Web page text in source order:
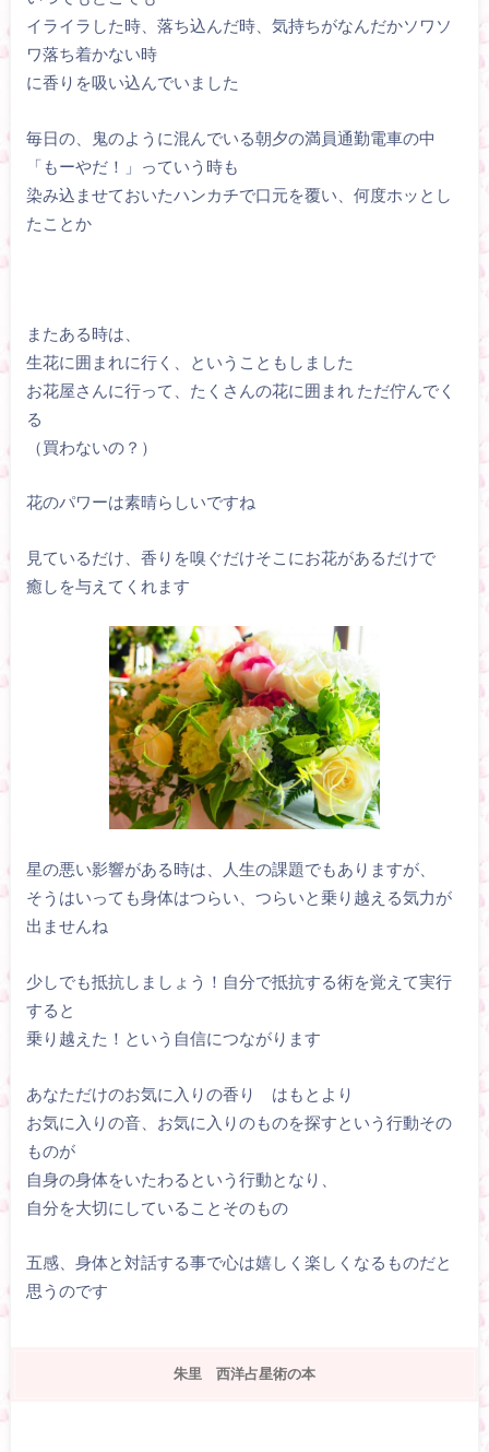
イライラした時、落ち込んだ時、気持ちがなんだかソワソ
ワ落ち着かない時
に香りを吸い込んでいました
毎日の、鬼のように混んでいる朝夕の満員通勤電車の中
「もーやだ！」っていう時も
染み込ませておいたハンカチで口元を覆い、何度ホッとし
たことか
またある時は、
生花に囲まれに行く、ということもしました
お花屋さんに行って、たくさんの花に囲まれ ただ佇んでく
る
（買わないの？）
花のパワーは素晴らしいですね
見ているだけ、香りを嗅ぐだけそこにお花があるだけで
癒しを与えてくれます
星の悪い影響がある時は、人生の課題でもありますが、
そうはいっても身体はつらい、つらいと乗り越える気力が
出ませんね
少しでも抵抗しましょう！自分で抵抗する術を覚えて実行
すると
乗り越えた！という自信につながります
あなただけのお気に入りの香り はもとより
お気に入りの音、お気に入りのものを探すという行動その
ものが
自身の身体をいたわるという行動となり、
自分を大切にしていることそのもの
五感、身体と対話する事で心は嬉しく楽しくなるものだと
思うのです
朱里 西洋占星術の本